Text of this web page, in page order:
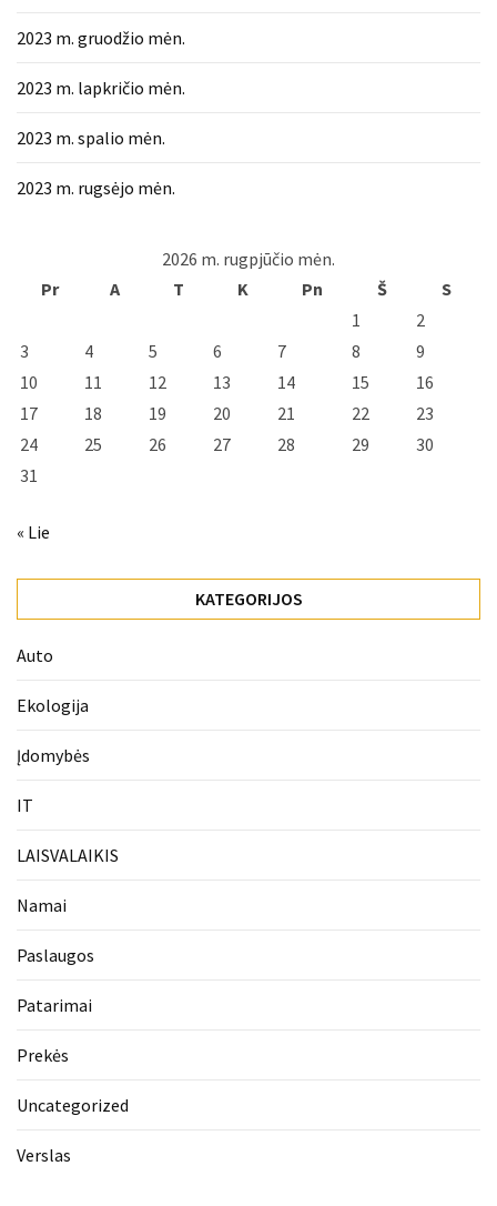
2023 m. gruodžio mėn.
2023 m. lapkričio mėn.
2023 m. spalio mėn.
2023 m. rugsėjo mėn.
2026 m. rugpjūčio mėn.
Pr
A T K Pn Š
S
1
2
3
4 5 6 7 8
9
10
11 12 13 14 15
16
17
18 19 20 21 22
23
24
25 26 27 28 29
30
31
« Lie
KATEGORIJOS
Auto
Ekologija
Įdomybės
IT
LAISVALAIKIS
Namai
Paslaugos
Patarimai
Prekės
Uncategorized
Verslas